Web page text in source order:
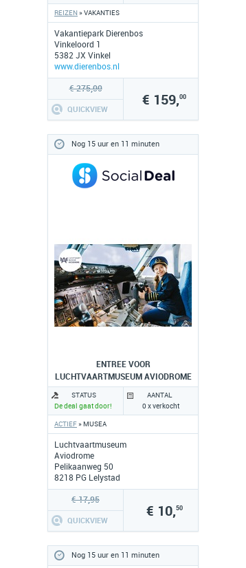
Vakantiepark Dierenbos
Vinkeloord 1
5382 JX Vinkel
www.dierenbos.nl
REIZEN» VAKANTIES
€ 275,00
QUICKVIEW
€ 159,00
Nog 15 uur en 11 minuten
ENTREE VOOR
LUCHTVAARTMUSEUM AVIODROME
Luchtvaartmuseum
Aviodrome
Pelikaanweg 50
8218 PG Lelystad
www.aviodrome.nl
ACTIEF» MUSEA
STATUS
De deal gaat door!
AANTAL
0 x verkocht
€ 17,95
QUICKVIEW
€ 10,50
Nog 15 uur en 11 minuten